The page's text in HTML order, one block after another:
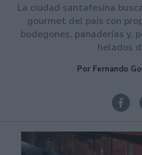
La ciudad santafesina
gourmet del país con
bodegones, panaderías y,
helados
Por Fernando